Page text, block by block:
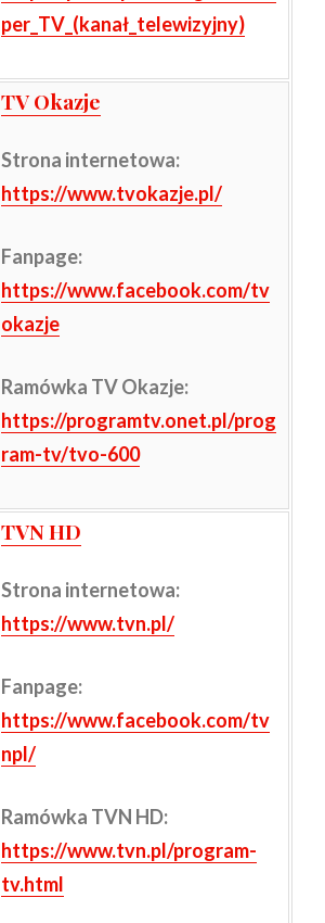
per_TV_(kanał_telewizyjny)
TV Okazje
Strona internetowa:
https://www.tvokazje.pl/
Fanpage:
https://www.facebook.com/tv
okazje
Ramówka TV Okazje:
https://programtv.onet.pl/prog
ram-tv/tvo-600
TVN HD
Strona internetowa:
https://www.tvn.pl/
Fanpage:
https://www.facebook.com/tv
npl/
Ramówka TVN HD:
https://www.tvn.pl/program-
tv.html